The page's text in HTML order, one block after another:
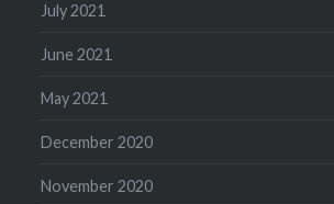
July 2021
June 2021
May 2021
December 2020
November 2020